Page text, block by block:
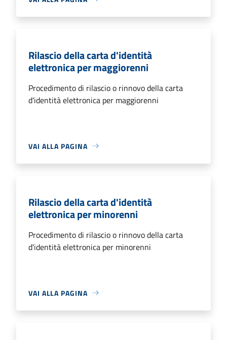
Rilascio della carta d'identità
elettronica per maggiorenni
Procedimento di rilascio o rinnovo della carta
d'identità elettronica per maggiorenni
VAI ALLA PAGINA
Rilascio della carta d'identità
elettronica per minorenni
Procedimento di rilascio o rinnovo della carta
d'identità elettronica per minorenni
VAI ALLA PAGINA